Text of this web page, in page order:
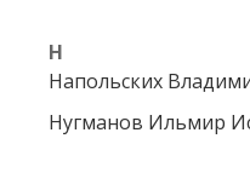
Н
Напольских
Нугманов Ильмир